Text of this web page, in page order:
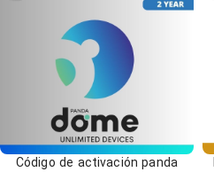
Código de activación panda